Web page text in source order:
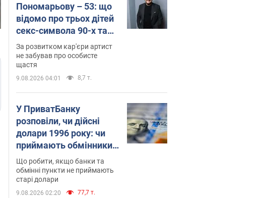
Пономарьову – 53: що
відомо про трьох дітей
секс-символа 90-х та
який вигляд вони
мають
За розвитком кар'єри артист
не забував про особисте
щастя
9.08.2026 04:01 8,7 т.
У ПриватБанку
розповіли, чи дійсні
долари 1996 року: чи
приймають обмінники
та банки такі купюри
Що робити, якщо банки та
обмінні пункти не приймають
старі долари
9.08.2026 02:20 77,7 т.